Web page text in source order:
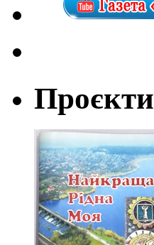
Проєкти